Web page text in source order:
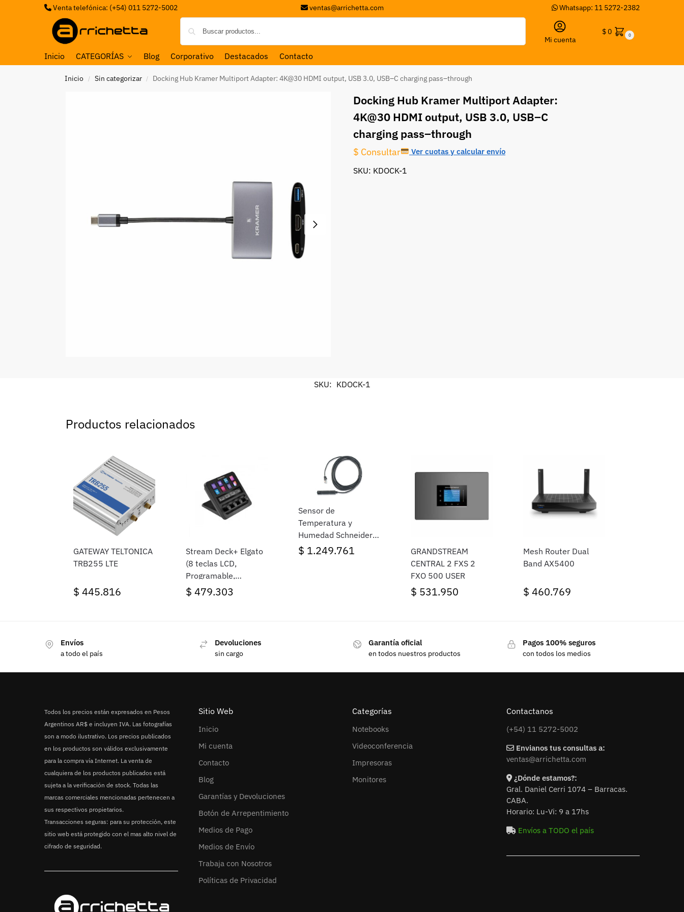
Venta telefónica: (+54) 011 5272-5002 ventas@arrichetta.com Whatsapp: 11 5272-2382
Mi cuenta
$0 0
Inicio CATEGORÍAS Blog Corporativo Destacados Contacto
Inicio / Sin categorizar / Docking Hub Kramer Multiport Adapter: 4K@30 HDMI output, USB 3.0, USB–C charging pass–through
Docking Hub Kramer Multiport Adapter:
4K@30 HDMI output, USB 3.0, USB–C
charging pass–through
$ Consultar
Ver cuotas y calcular envío
SKU: KDOCK-1
SKU: KDOCK-1
Productos relacionados
GATEWAY TELTONICA
TRB255 LTE
$ 445.816
Stream Deck+ Elgato
(8 teclas LCD,
Programable,
Windows/Mac)
$ 479.303
Sensor de
Temperatura y
Humedad Schneider
APC AP9335TH
$ 1.249.761
GRANDSTREAM
CENTRAL 2 FXS 2
FXO 500 USER
$ 531.950
Mesh Router Dual
Band AX5400
$ 460.769
Envíos
a todo el país
Devoluciones
sin cargo
Garantía oficial
en todos nuestros productos
Pagos 100% seguros
con todos los medios
Todos los precios están expresados en Pesos
Argentinos AR$ e incluyen IVA. Las fotografías
son a modo ilustrativo. Los precios publicados
en los productos son válidos exclusivamente
para la compra vía Internet. La venta de
cualquiera de los productos publicados está
sujeta a la verificación de stock. Todas las
marcas comerciales mencionadas pertenecen a
sus respectivos propietarios.
Transacciones seguras: para su protección, este
sitio web está protegido con el mas alto nivel de
cifrado de seguridad.
Sitio Web
Inicio
Mi cuenta
Contacto
Blog
Garantías y Devoluciones
Botón de Arrepentimiento
Medios de Pago
Medios de Envío
Trabaja con Nosotros
Políticas de Privacidad
Categorías
Notebooks
Videoconferencia
Impresoras
Monitores
Contactanos
(+54) 11 5272-5002
Envianos tus consultas a:
ventas@arrichetta.com
¿Dónde estamos?:
Gral. Daniel Cerri 1074 – Barracas.
CABA.
Horario: Lu-Vi: 9 a 17hs
Envíos a TODO el país